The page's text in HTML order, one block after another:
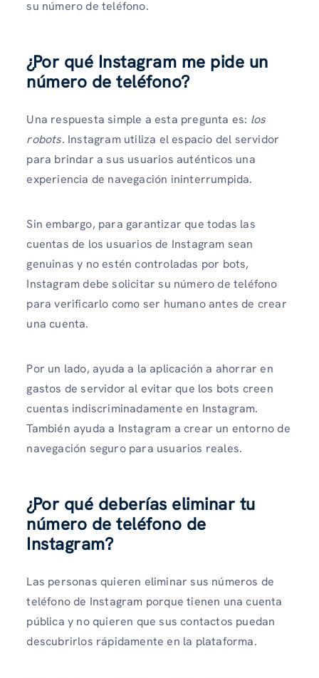
su número de teléfono.
¿Por qué Instagram me pide un
número de teléfono?
Una respuesta simple a esta pregunta es: los
robots. Instagram utiliza el espacio del servidor
para brindar a sus usuarios auténticos una
experiencia de navegación ininterrumpida.
Sin embargo, para garantizar que todas las
cuentas de los usuarios de Instagram sean
genuinas y no estén controladas por bots,
Instagram debe solicitar su número de teléfono
para verificarlo como ser humano antes de crear
una cuenta.
Por un lado, ayuda a la aplicación a ahorrar en
gastos de servidor al evitar que los bots creen
cuentas indiscriminadamente en Instagram.
También ayuda a Instagram a crear un entorno de
navegación seguro para usuarios reales.
¿Por qué deberías eliminar tu
número de teléfono de
Instagram?
Las personas quieren eliminar sus números de
teléfono de Instagram porque tienen una cuenta
pública y no quieren que sus contactos puedan
descubrirlos rápidamente en la plataforma.